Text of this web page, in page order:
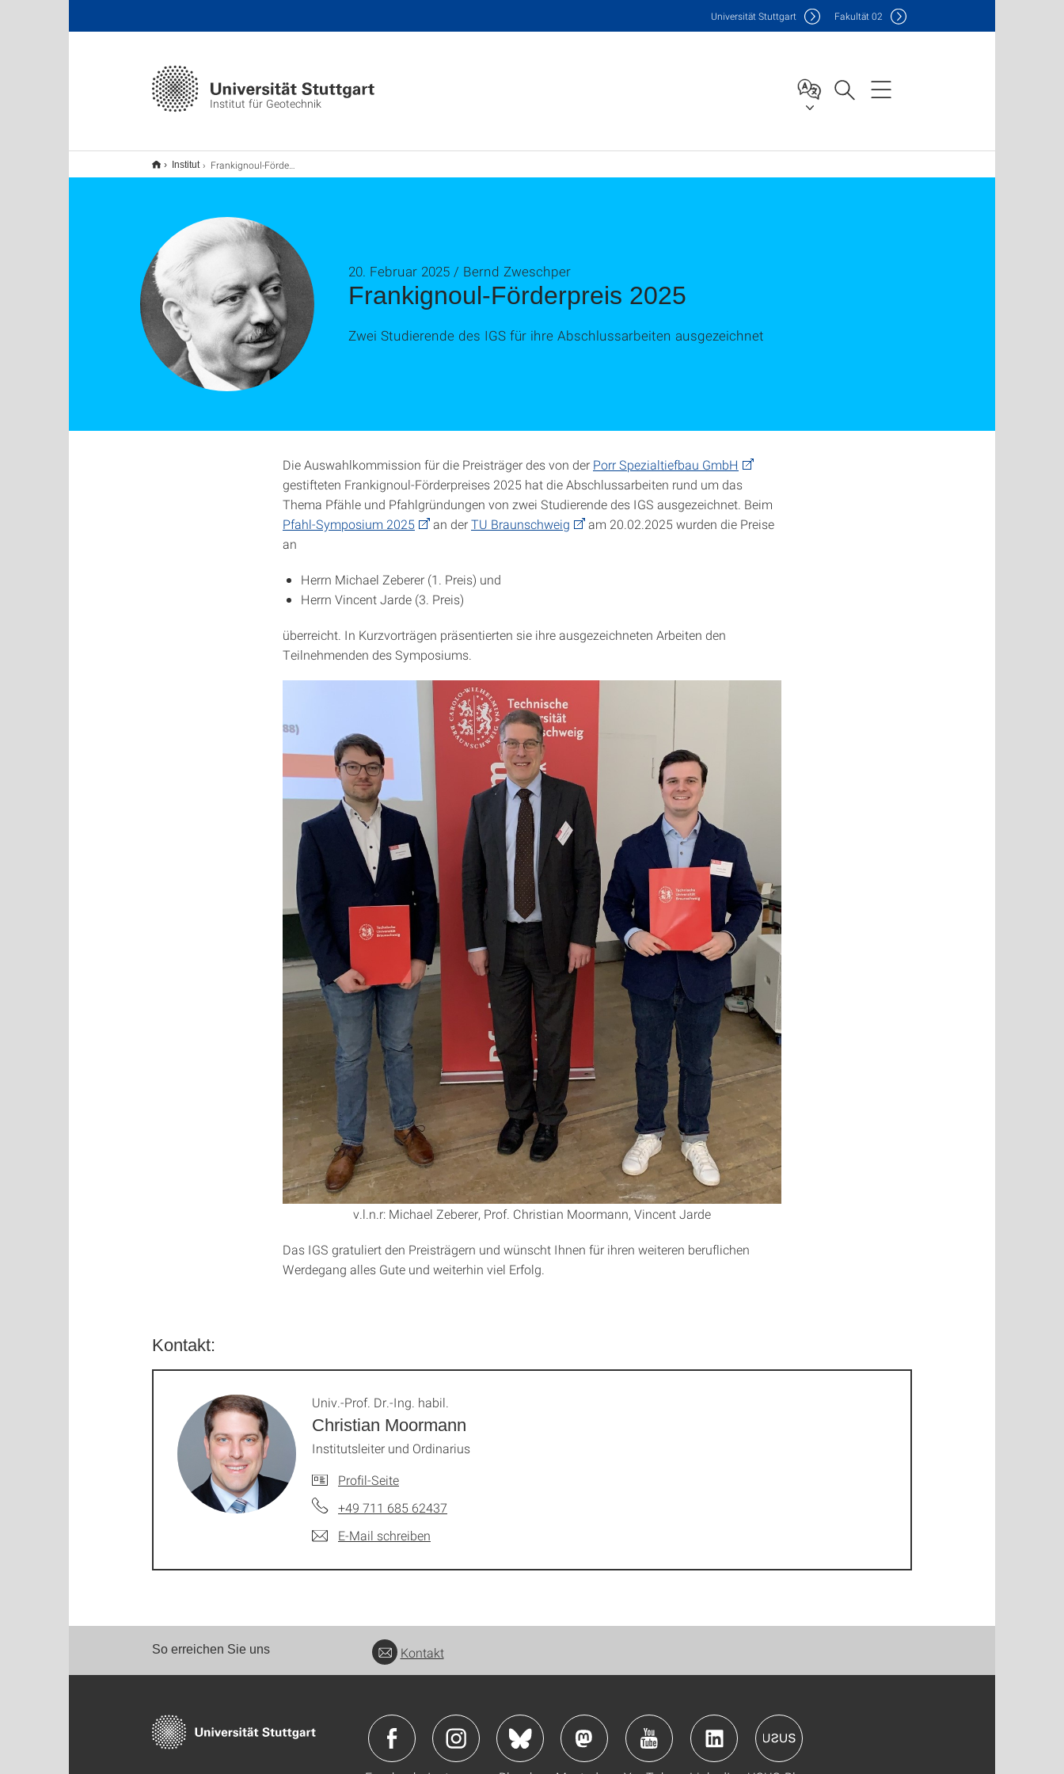
Institut für Geotechnik
Universität Stuttgart Fakultät02
Institut Frankignoul-Förderpreis 2025
Frankignoul-Förderpreis 2025
20. Februar 2025 / Bernd Zweschper
Zwei Studierende des IGS für ihre Abschlussarbeiten ausgezeichnet
Die Auswahlkommission für die Preisträger des von der Porr Spezialtiefbau GmbH
gestifteten Frankignoul-Förderpreises 2025 hat die Abschlussarbeiten rund um das
Thema Pfähle und Pfahlgründungen von zwei Studierende des IGS ausgezeichnet. Beim
Pfahl-Symposium 2025
an derTU Braunschweig
am 20.02.2025 wurden die Preise
an
Herrn Michael Zeberer (1. Preis) und
Herrn Vincent Jarde (3. Preis)
überreicht. In Kurzvorträgen präsentierten sie ihre ausgezeichneten Arbeiten den
Teilnehmenden des Symposiums.
v.l.n.r: Michael Zeberer, Prof. Christian Moormann, Vincent Jarde
Das IGS gratuliert den Preisträgern und wünscht Ihnen für ihren weiteren beruflichen
Werdegang alles Gute und weiterhin viel Erfolg.
Kontakt:
Christian Moormann
Univ.-Prof. Dr.-Ing. habil.
Institutsleiter und Ordinarius
Profil-Seite
+49 711 685 62437
E-Mail schreiben
So erreichen Sie uns Kontakt